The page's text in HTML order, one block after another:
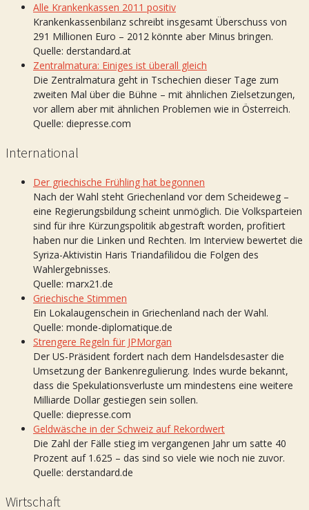
Alle Krankenkassen 2011 positiv
Krankenkassenbilanz schreibt insgesamt Überschuss von
291 Millionen Euro – 2012 könnte aber Minus bringen.
Quelle: derstandard.at
Zentralmatura: Einiges ist überall gleich
Die Zentralmatura geht in Tschechien dieser Tage zum
zweiten Mal über die Bühne – mit ähnlichen Zielsetzungen,
vor allem aber mit ähnlichen Problemen wie in Österreich.
Quelle: diepresse.com
International
Der griechische Frühling hat begonnen
Nach der Wahl steht Griechenland vor dem Scheideweg –
eine Regierungsbildung scheint unmöglich. Die Volksparteien
sind für ihre Kürzungspolitik abgestraft worden, profitiert
haben nur die Linken und Rechten. Im Interview bewertet die
Syriza-Aktivistin Haris Triandafilidou die Folgen des
Wahlergebnisses.
Quelle: marx21.de
Griechische Stimmen
Ein Lokalaugenschein in Griechenland nach der Wahl.
Quelle: monde-diplomatique.de
Strengere Regeln für JPMorgan
Der US-Präsident fordert nach dem Handelsdesaster die
Umsetzung der Bankenregulierung. Indes wurde bekannt,
dass die Spekulationsverluste um mindestens eine weitere
Milliarde Dollar gestiegen sein sollen.
Quelle: diepresse.com
Geldwäsche in der Schweiz auf Rekordwert
Die Zahl der Fälle stieg im vergangenen Jahr um satte 40
Prozent auf 1.625 – das sind so viele wie noch nie zuvor.
Quelle: derstandard.de
Wirtschaft